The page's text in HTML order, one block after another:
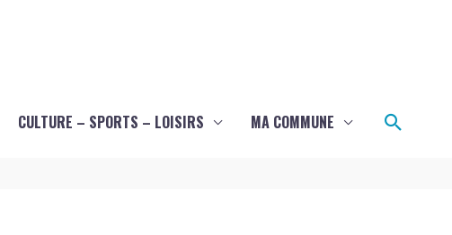
CULTURE – SPORTS – LOISIRS MA COMMUNE